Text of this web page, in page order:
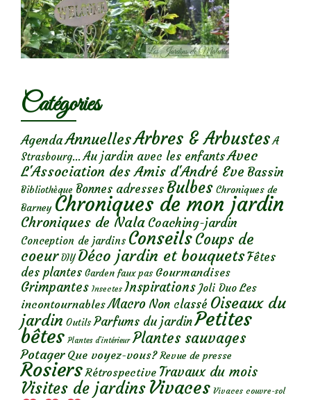
Catégories
AgendaAnnuellesArbres & Arbustes A
Strasbourg... Au jardin avec les enfantsAvec
L'Association des Amis d'André Eve Bassin
Bibliothèque Bonnes adresses Bulbes Chroniques de
Barney Chroniques de mon jardin
Chroniques de Nala Coaching-jardin
Conception de jardins ConseilsCoups de
coeur DIY Déco jardin et bouquetsFêtes
des plantes Garden faux pas Gourmandises
Grimpantes Insectes Inspirations Joli Duo Les
incontournables Macro Non classé Oiseaux du
jardin Outils Parfums du jardinPetites
bêtes Plantes d’intérieur Plantes sauvages
Potager Que voyez-vous? Revue de presse
Rosiers Rétrospective Travaux du mois
Visites de jardins Vivaces Vivaces couvre-sol